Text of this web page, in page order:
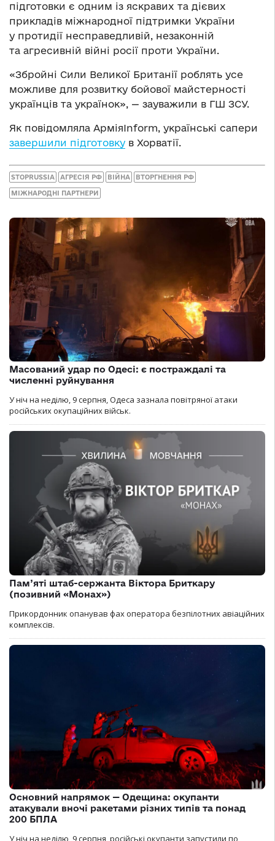
підготовки є одним із яскравих та дієвих
прикладів міжнародної підтримки України
у протидії несправедливій, незаконній
та агресивній війні росії проти України.
«Збройні Сили Великої Британії роблять усе
можливе для розвитку бойової майстерності
українців та українок», — зауважили в ГШ ЗСУ.
Як повідомляла АрміяInform, українські сапери
завершили підготовку в Хорватії.
STOPRUSSIA АГРЕСІЯ РФ ВІЙНА ВТОРГНЕННЯ РФ
МІЖНАРОДНІ ПАРТНЕРИ
Масований удар по Одесі: є постраждалі та
численні руйнування
У ніч на неділю, 9 серпня, Одеса зазнала повітряної атаки
російських окупаційних військ.
Пам’яті штаб-сержанта Віктора Бриткару
(позивний «Монах»)
Прикордонник опанував фах оператора безпілотних авіаційних
комплексів.
Основний напрямок — Одещина: окупанти
атакували вночі ракетами різних типів та понад
200 БПЛА
У ніч на неділю, 9 серпня, російські окупанти запустили по